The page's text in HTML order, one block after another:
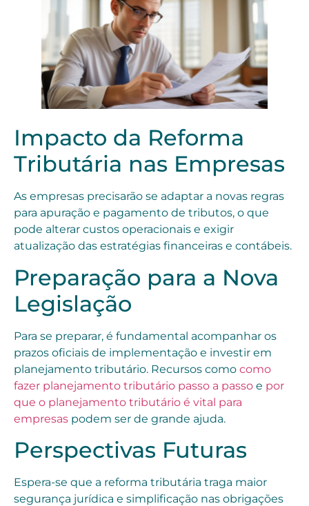
Impacto da Reforma
Tributária nas Empresas
As empresas precisarão se adaptar a novas regras
para apuração e pagamento de tributos, o que
pode alterar custos operacionais e exigir
atualização das estratégias financeiras e contábeis.
Preparação para a Nova
Legislação
Para se preparar, é fundamental acompanhar os
prazos oficiais de implementação e investir em
planejamento tributário. Recursos como como
fazer planejamento tributário passo a passo e por
que o planejamento tributário é vital para
empresas podem ser de grande ajuda.
Perspectivas Futuras
Espera-se que a reforma tributária traga maior
segurança jurídica e simplificação nas obrigações